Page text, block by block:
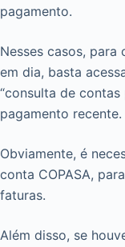
pagamento.
Nesses casos, para
em dia, basta
“consulta de
pagamento recente.
Obviamente, é
conta COPASA,
faturas.
Além disso, se